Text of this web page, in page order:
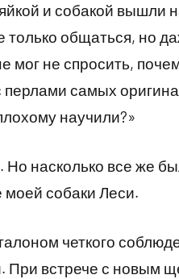
и собакой вышли
только общаться, но
мог не спросить,
перлами самых
научили?»
Но насколько все же
моей собаки Леси.
четкого
При встрече с новым